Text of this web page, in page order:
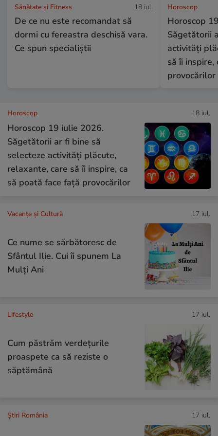
Sănătate și Fitness 18 iul.
De ce nu este recomandat să
dormi cu fereastra deschisă vara.
Ce spun specialiștii
Horoscop
Horoscop
Săgetătorii
activități
să îi inspire,
provocărilor
Horoscop 18 iul.
Horoscop 19 iulie 2026.
Săgetătorii ar fi bine să
selecteze activități plăcute,
relaxante, care să îi inspire, ca
să poată face față provocărilor
Vacanțe și Cultură 17 iul.
Ce nume se sărbătoresc de
Sfântul Ilie. Cui îi spunem La
Mulți Ani
Lifestyle 17 iul.
Cum păstrăm verdețurile
proaspete ca să reziste o
săptămână
Știri România 17 iul.